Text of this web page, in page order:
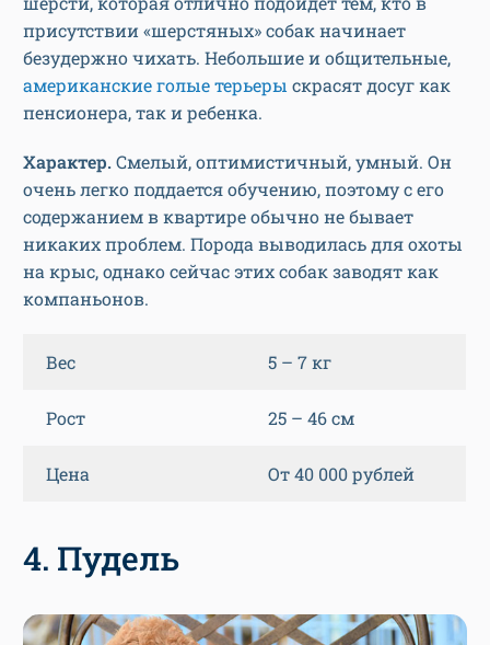
присутствии «шерстяных» собак начинает
безудержно чихать. Небольшие и общительные,
американские голые терьеры скрасят досуг как
пенсионера, так и ребенка.
Характер.Смелый, оптимистичный, умный. Он
очень легко поддается обучению, поэтому с его
содержанием в квартире обычно не бывает
никаких проблем. Порода выводилась для охоты
на крыс, однако сейчас этих собак заводят как
компаньонов.
Вес 5 – 7 кг
Рост 25 – 46 см
Цена От 40 000 рублей
4. Пудель